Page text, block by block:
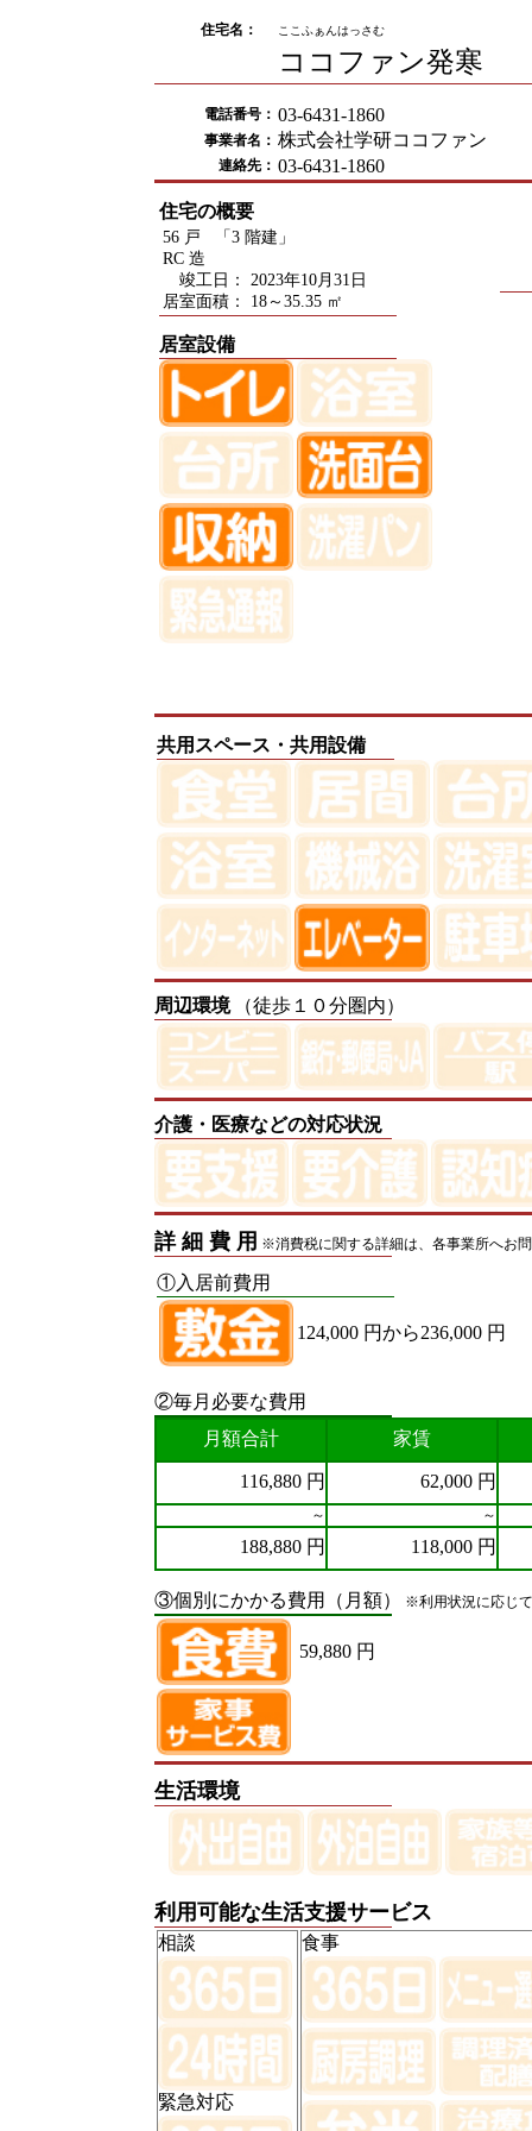
住宅名： ここふぁんはっさむ
ココファン発寒
電話番号： 03-6431-1860
事業者名： 株式会社学研ココファン
連絡先： 03-6431-1860
住宅の概要
56 戸 「3 階建」
RC 造
竣工日： 2023年10月31日
居室面積： 18～35.35 ㎡
居室設備
共用スペース・共用設備
周辺環境 （徒歩１０分圏内）
介護・医療などの対応状況
詳 細 費 用 ※消費税に関する詳細は、各事業所へお
①入居前費用
124,000 円から236,000 円
②毎月必要な費用
月額合計
家賃
116,880 円 62,000 円
～ ～
188,880 円 118,000 円
③個別にかかる費用（月額） ※利用状況に応じ
59,880 円
生活環境
利用可能な生活支援サービス
相談
緊急対応
食事